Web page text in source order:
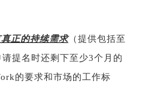
正的持续需求（提供包括至
提名时还剩下至少3个月的
的要求和市场的工作标